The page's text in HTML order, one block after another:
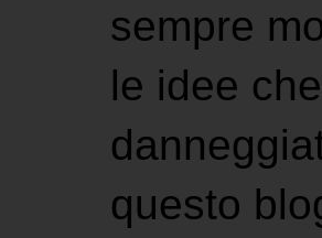
sempre
le idee
questo